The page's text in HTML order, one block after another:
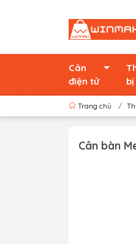
Cân
điện tử
Trang chủ /
Cân bàn